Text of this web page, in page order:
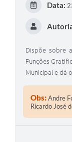
Data:
Dispõe sobre
Funções
Municipal e dá
Obs:Andre
Ricardo José